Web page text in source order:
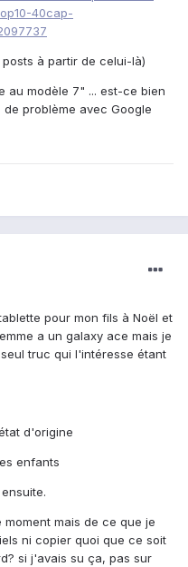
40cap-
à partir de celui-là)
au modèle 7" ... est-ce bien
problème avec Google
pour mon fils à Noël et
a un galaxy ace mais je
truc qui l'intéresse étant
d'origine
enfants
mais de ce que je
ni copier quoi que ce soit
si j'avais su ça, pas sur